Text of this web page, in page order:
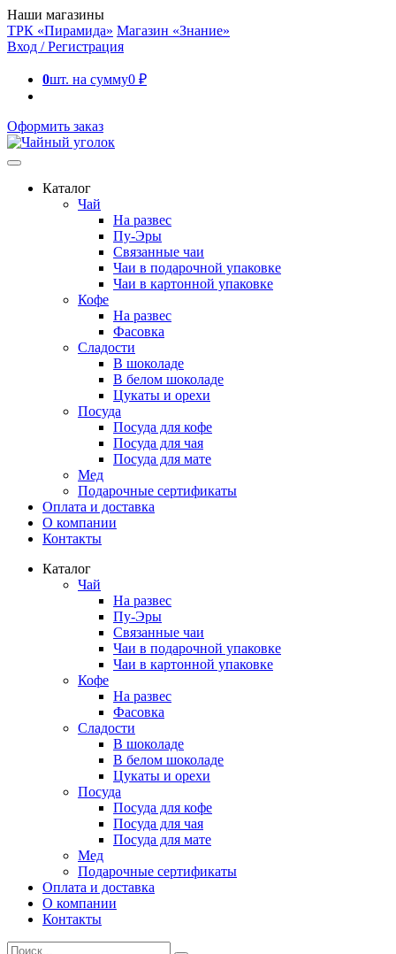
Наши магазины
ТРК «Пирамида» Магазин «Знание»
Вход / Регистрация
0шт. на сумму0 ₽
Оформить заказ
Каталог
Чай
На развес
Пу-Эры
Связанные чаи
Чаи в подарочной упаковке
Чаи в картонной упаковке
Кофе
На развес
Фасовка
Сладости
В шоколаде
В белом шоколаде
Цукаты и орехи
Посуда
Посуда для кофе
Посуда для чая
Посуда для мате
Мед
Подарочные сертификаты
Оплата и доставка
О компании
Контакты
Каталог
Чай
На развес
Пу-Эры
Связанные чаи
Чаи в подарочной упаковке
Чаи в картонной упаковке
Кофе
На развес
Фасовка
Сладости
В шоколаде
В белом шоколаде
Цукаты и орехи
Посуда
Посуда для кофе
Посуда для чая
Посуда для мате
Мед
Подарочные сертификаты
Оплата и доставка
О компании
Контакты
Искать: